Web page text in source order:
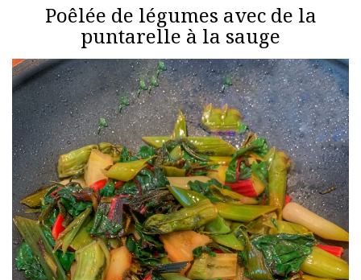
Poêlée de légumes avec de la
puntarelle à la sauge